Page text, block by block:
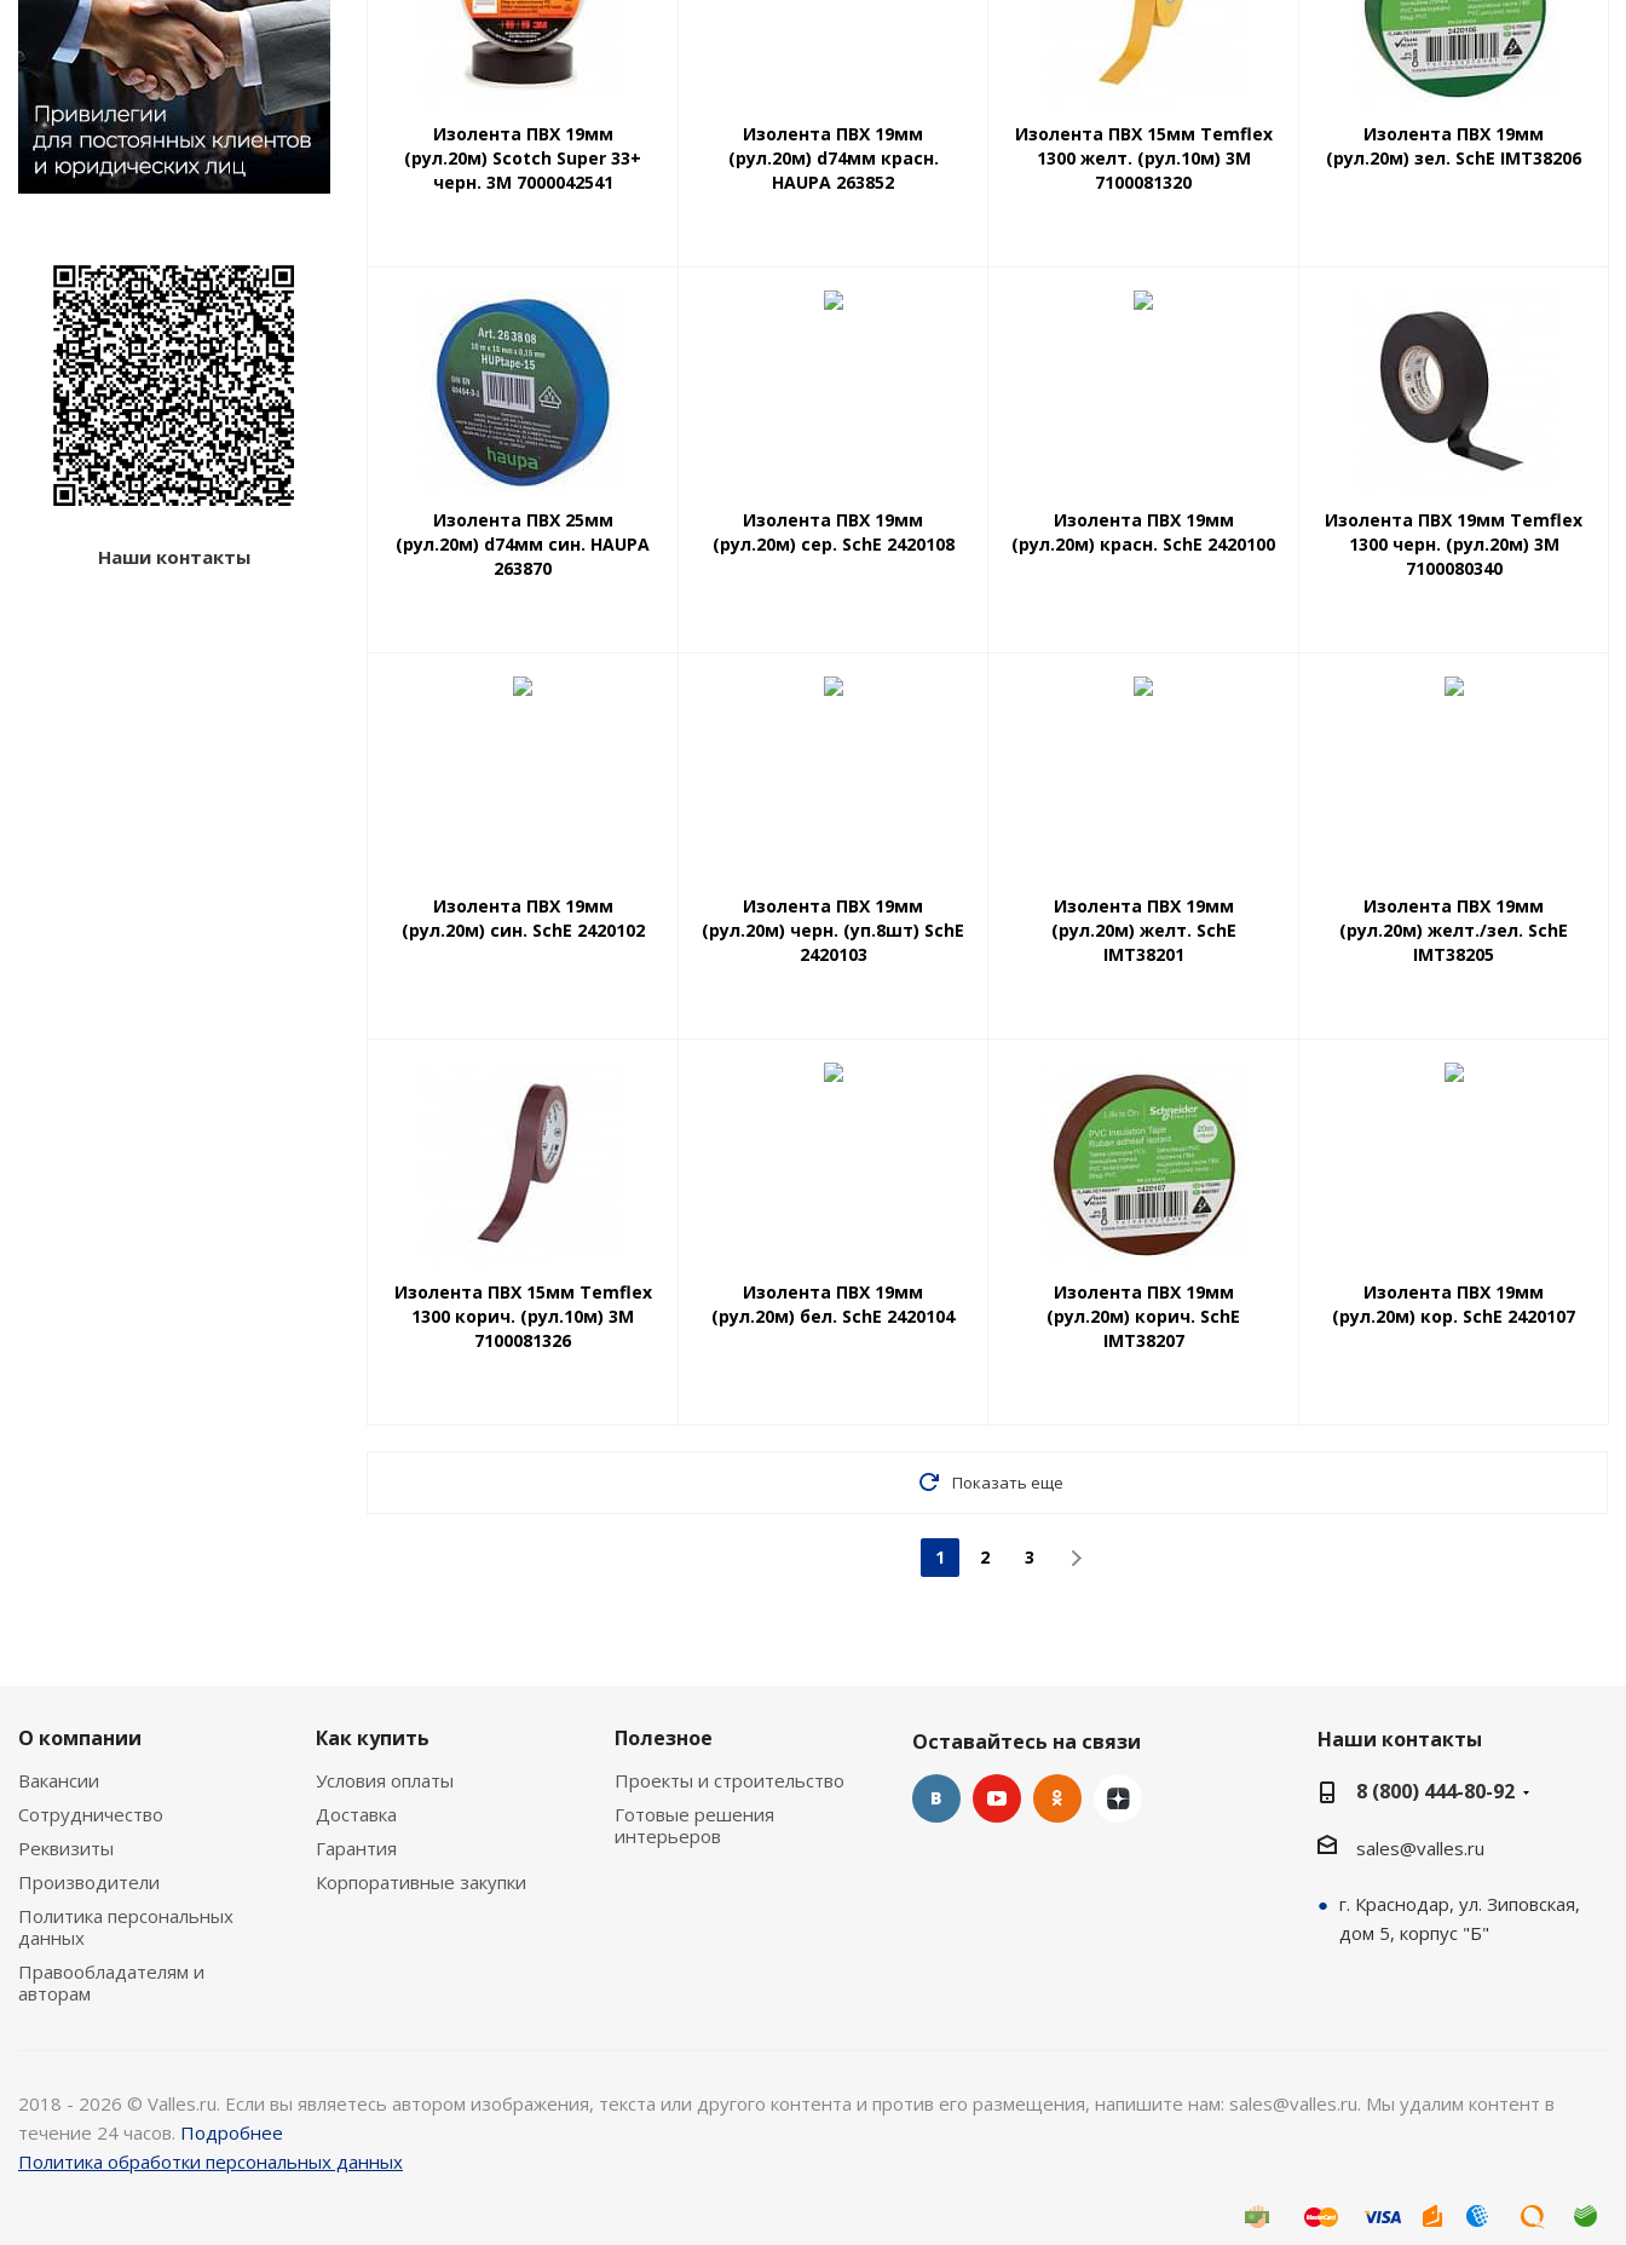
Изолента ПВХ 19мм
(рул.20м) Scotch Super 33+
черн. 3М 7000042541
Изолента ПВХ 19мм
(рул.20м) d74мм красн.
HAUPA 263852
Изолента ПВХ 15мм Temflex
1300 желт. (рул.10м) 3М
7100081320
Изолента ПВХ 19мм
(рул.20м) зел. SchE IMT38206
Изолента ПВХ 25мм
(рул.20м) d74мм син. HAUPA
263870
Изолента ПВХ 19мм
(рул.20м) сер. SchE 2420108
Изолента ПВХ 19мм
(рул.20м) красн. SchE 2420100
Изолента ПВХ 19мм Temflex
1300 черн. (рул.20м) 3М
7100080340
Изолента ПВХ 19мм
(рул.20м) син. SchE 2420102
Изолента ПВХ 19мм
(рул.20м) черн. (уп.8шт) SchE
2420103
Изолента ПВХ 19мм
(рул.20м) желт. SchE
IMT38201
Изолента ПВХ 19мм
(рул.20м) желт./зел. SchE
IMT38205
Изолента ПВХ 15мм Temflex
1300 корич. (рул.10м) 3М
7100081326
Изолента ПВХ 19мм
(рул.20м) бел. SchE 2420104
Изолента ПВХ 19мм
(рул.20м) корич. SchE
IMT38207
Изолента ПВХ 19мм
(рул.20м) кор. SchE 2420107
Показать еще
1 2 3
Наши контакты
О компании
Вакансии
Сотрудничество
Реквизиты
Производители
Политика персональных
данных
Правообладателям и
авторам
Как купить
Условия оплаты
Доставка
Гарантия
Корпоративные закупки
Полезное
Проекты и строительство
Готовые решения
интерьеров
Оставайтесь на связи
Наши контакты
8 (800) 444-80-92
sales@valles.ru
г. Краснодар, ул. Зиповская,
дом 5, корпус "Б"
2018 - 2026 © Valles.ru. Если вы являетесь автором изображения, текста или другого контента и против его размещения, напишите нам: sales@valles.ru. Мы удалим контент в
течение 24 часов. Подробнее
Политика обработки персональных данных